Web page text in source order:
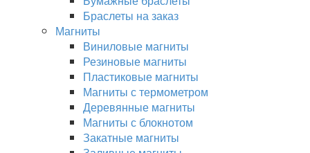
Браслеты на заказ
Магниты
Виниловые магниты
Резиновые магниты
Пластиковые магниты
Магниты с термометром
Деревянные магниты
Магниты с блокнотом
Закатные магниты